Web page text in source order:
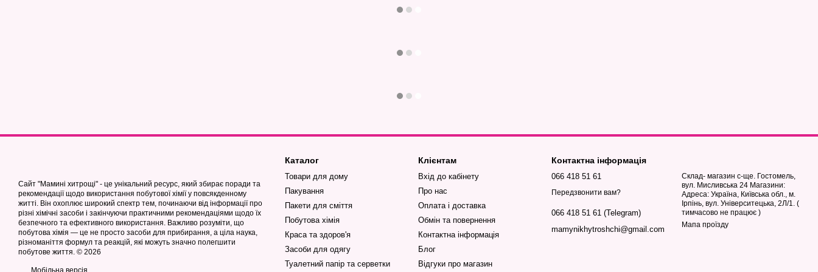
Сайт "Мамині хитрощі" - це унікальний ресурс, який збирає поради та
рекомендації щодо використання побутової хімії у повсякденному
житті. Він охоплює широкий спектр тем, починаючи від інформації про
різні хімічні засоби і закінчуючи практичними рекомендаціями щодо їх
безпечного та ефективного використання. Важливо розуміти, що
побутова хімія — це не просто засоби для прибирання, а ціла наука,
різноманіття формул та реакцій, які можуть значно полегшити
побутове життя. © 2026
Мобільна версія
Каталог
Товари для дому
Пакування
Пакети для сміття
Побутова хімія
Краса та здоров'я
Засоби для одягу
Туалетний папір та серветки
Клієнтам
Вхід до кабінету
Про нас
Оплата і доставка
Обмін та повернення
Контактна інформація
Блог
Відгуки про магазин
Контактна інформація
066 418 51 61
Передзвонити вам?
066 418 51 61 (Telegram)
mamynikhytroshchi@gmail.com
Склад- магазин с-ще. Гостомель,
вул. Мисливська 24 Магазини:
Адреса: Україна, Київська обл., м.
Ірпінь, вул. Університецька, 2Л/1. (
тимчасово не працює )
Мапа проїзду